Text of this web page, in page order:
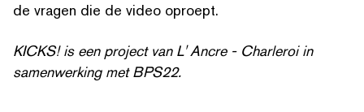
de vragen die de video oproept.
KICKS! is een project van L' Ancre - Charleroi in
samen­werk­ing met BPS22.